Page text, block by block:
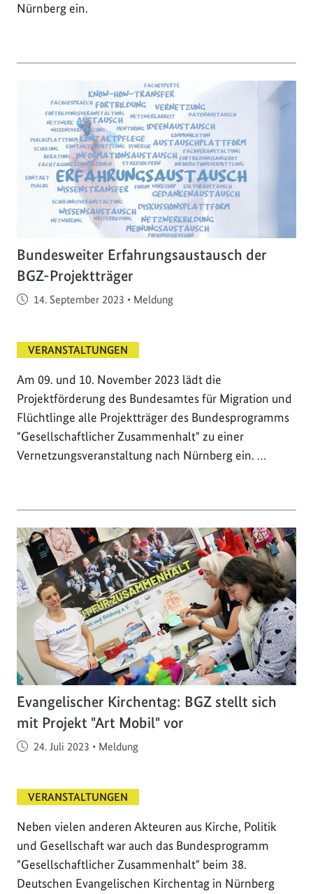
Nürnberg ein.
Bundesweiter Erfahrungsaustausch der
BGZ-Projektträger
Veröffentlicht am
14. September 2023 • Meldung
VERANSTALTUNGEN
Am 09. und 10. November 2023 lädt die
Projektförderung des Bundesamtes für Migration und
Flüchtlinge alle Projektträger des Bundesprogramms
"Gesellschaftlicher Zusammenhalt" zu einer
Vernetzungsveranstaltung nach Nürnberg ein. …
Evangelischer Kirchentag: BGZ stellt sich
mit Projekt "Art Mobil" vor
Veröffentlicht am
24. Juli 2023 • Meldung
VERANSTALTUNGEN
Neben vielen anderen Akteuren aus Kirche, Politik
und Gesellschaft war auch das Bundesprogramm
"Gesellschaftlicher Zusammenhalt" beim 38.
Deutschen Evangelischen Kirchentag in Nürnberg